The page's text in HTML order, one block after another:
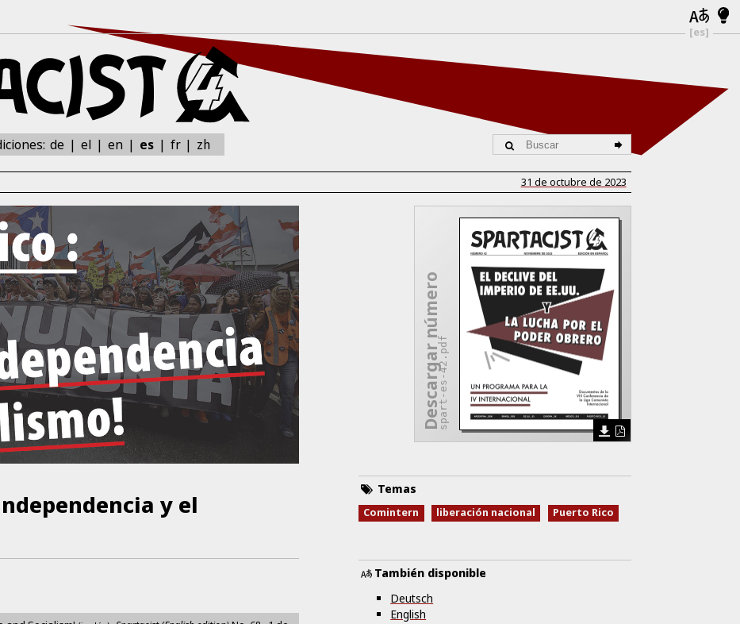
[es]
de el en es fr zh
31 de octubre de 2023
y el
Descargar númerospart-es-42.pdf
Temas
Comintern liberación nacional Puerto Rico
También disponible
Deutsch
English